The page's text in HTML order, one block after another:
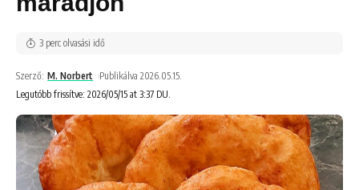
Legutóbb frissítve: 2026/05/15 at 3:37 DU.
Szerző: M. Norbert Publikálva 2026.05.15.
3 perc olvasási idő